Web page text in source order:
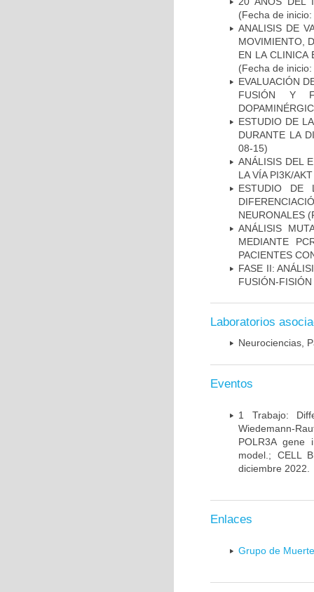
(Fecha de
ANALISIS DE
MOVIMIENTO,
EN LA CLINICA
(Fecha de
EVALUACIÓN
FUSIÓN Y
ESTUDIO DE
DURANTE LA
08-15)
ANÁLISIS DEL
LA VÍA PI3K/
ESTUDIO DE
NEURONALES
ANÁLISIS
MEDIANTE
PACIENTES
FASE II:
FUSIÓN-
Laboratorios
Neurociencias,
Eventos
1 Trabajo:
Wiedemann-
POLR3A gene
model.; CELL
diciembre 2022.
Enlaces
Grupo de